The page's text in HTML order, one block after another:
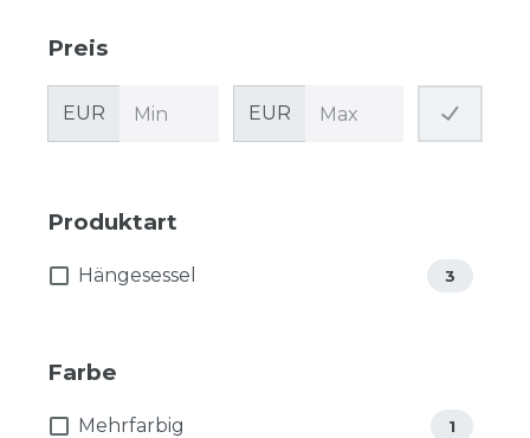
Preis
EUR EUR
Produktart
Hängesessel 3
Farbe
Mehrfarbig 1